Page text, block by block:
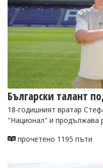
Български талант
18-годишният вратар
"Национал" и продължава
прочетено 1195 пъти